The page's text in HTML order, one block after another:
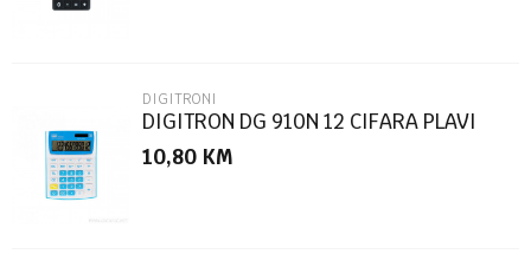
POŠALJI
DIGITRONI
DIGITRON DG 910N 12 CIFARA PLAVI
10,80 KM